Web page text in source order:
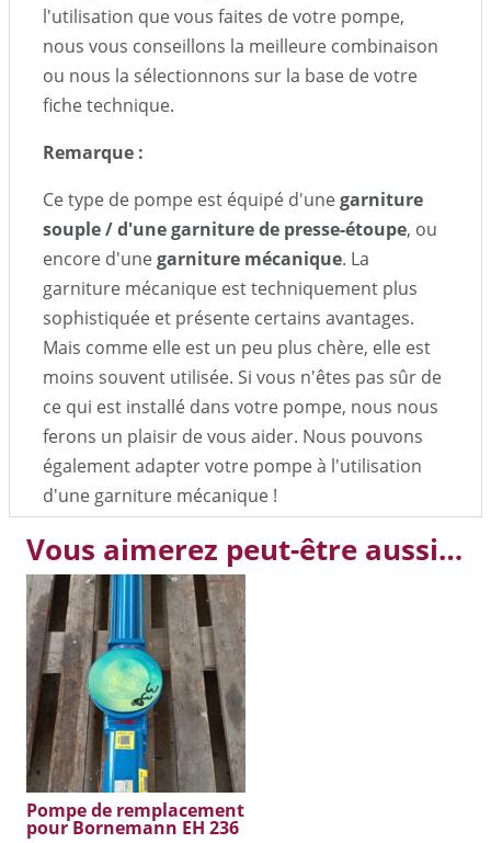
l'utilisation que vous faites de votre pompe,
nous vous conseillons la meilleure combinaison
ou nous la sélectionnons sur la base de votre
fiche technique.
Remarque :
Ce type de pompe est équipé d'unegarniture
souple / d'une garniture de presse-étoupe, ou
encore d'unegarniture mécanique. La
garniture mécanique est techniquement plus
sophistiquée et présente certains avantages.
Mais comme elle est un peu plus chère, elle est
moins souvent utilisée. Si vous n'êtes pas sûr de
ce qui est installé dans votre pompe, nous nous
ferons un plaisir de vous aider. Nous pouvons
également adapter votre pompe à l'utilisation
d'une garniture mécanique !
Vous aimerez peut-être aussi…
Pompe de remplacement
pour Bornemann EH 236